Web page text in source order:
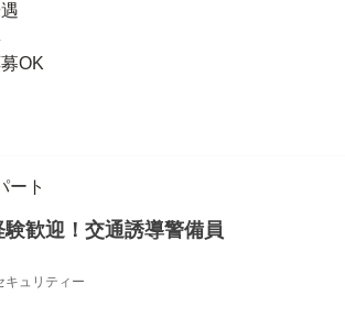
OK
ート
歓迎！交通誘導警備員
キュリティー